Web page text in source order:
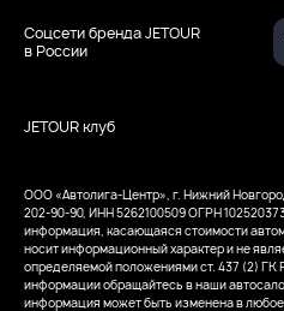
JETOUR клуб
Соцсети бренда JETOUR
в России
ООО «Автолига-Центр», г. Нижний
202-90-90, ИНН 5262100509ОГРН
информация, касающаяся стоимости
носит информационный характер и не
определяемой положениями ст. 437 (2)
информации обращайтесь в наши
информация может быть изменена в